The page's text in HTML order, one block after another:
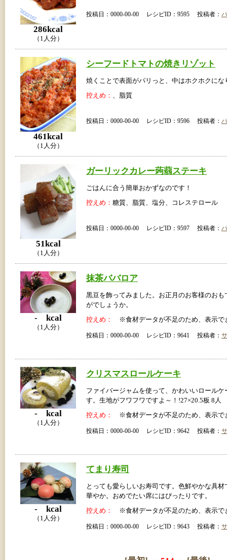
286kcal
（1人分）
投稿日：0000-00-00 レシピID：9595 投稿者：
461kcal
（1人分）
シーフードトマトの焼きリゾット
焼くことで表面がパリっと、中はホクホクにな
控えめ： 、脂質
投稿日：0000-00-00 レシピID：9596 投稿者：
51kcal
（1人分）
ガーリックカレー蒟蒻ステーキ
ごはんに合う簡単おかずなのです！
控えめ： 糖質、脂質、塩分、コレステロール
投稿日：0000-00-00 レシピID：9597 投稿者：
- kcal
（1人分）
抹茶ババロア
黒豆を飾ってみました。お正月のお客様のおも
がでしょうか。
控えめ： ※食材データが不足のため、表示で
投稿日：0000-00-00 レシピID：9641 投稿者：
- kcal
（1人分）
クリスマスロールケーキ
ファイバージャムを使って、かわいいロールケ
す。生地がフワフワですよ～！!27×20.5板 8人
控えめ： ※食材データが不足のため、表示で
投稿日：0000-00-00 レシピID：9642 投稿者：
- kcal
（1人分）
てまり寿司
とっても愛らしいお寿司です。色鮮やかな具材
華やか。おめでたい席にはぴったりです。
控えめ： ※食材データが不足のため、表示で
投稿日：0000-00-00 レシピID：9643 投稿者：